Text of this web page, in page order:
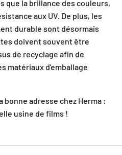
que la brillance des couleurs,
aux UV. De plus, les
durable sont désormais
doivent souvent être
de recyclage afin de
matériaux d'emballage
bonne adresse chez Herma :
usine de films !